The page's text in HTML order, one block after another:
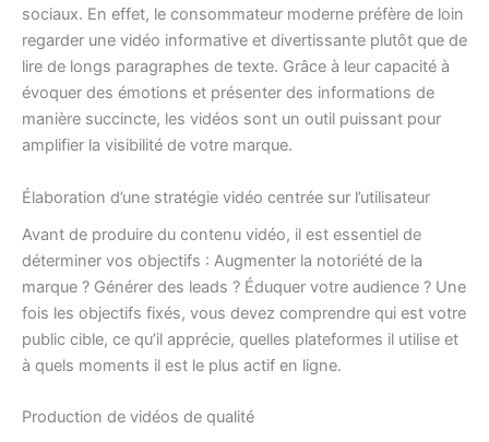
sociaux. En effet, le consommateur moderne préfère de loin
regarder une vidéo informative et divertissante plutôt que de
lire de longs paragraphes de texte. Grâce à leur capacité à
évoquer des émotions et présenter des informations de
manière succincte, les vidéos sont un outil puissant pour
amplifier la visibilité de votre marque.
Élaboration d’une stratégie vidéo centrée sur l’utilisateur
Avant de produire du contenu vidéo, il est essentiel de
déterminer vos objectifs : Augmenter la notoriété de la
marque ? Générer des leads ? Éduquer votre audience ? Une
fois les objectifs fixés, vous devez comprendre qui est votre
public cible, ce qu’il apprécie, quelles plateformes il utilise et
à quels moments il est le plus actif en ligne.
Production de vidéos de qualité